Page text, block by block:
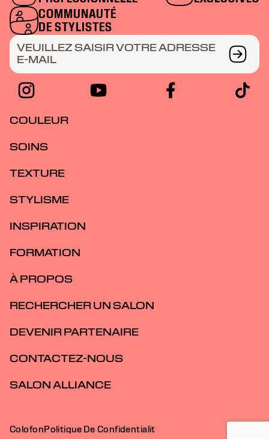
COMMUNAUTÉ
DE STYLISTES
VEUILLEZ SAISIR VOTRE ADRESSE
E-MAIL
COULEUR
SOINS
TEXTURE
STYLISME
INSPIRATION
FORMATION
À PROPOS
RECHERCHER UN SALON
DEVENIR PARTENAIRE
CONTACTEZ-NOUS
SALON ALLIANCE
ColofonPolitique De Confidentialit